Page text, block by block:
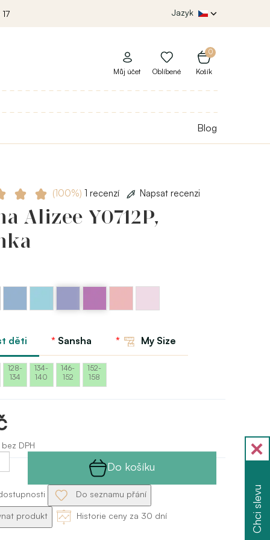
Jazyk
0
Košík
Můj účet Oblíbené
Blog
(100%) 1 recenzí Napsat recenzi
Alizee Y0712P,
Sansha Sansha
-
Sansha Sansha
děti Sansha My Size
128-
134
134-
140
146-
152
152-
158
DPH
Do košíku
Do seznamu přání
produkt Historie ceny za 30 dní Chci slevu